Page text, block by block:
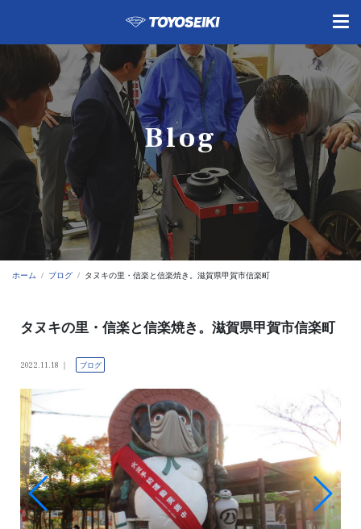
Blog
ホーム ブログ タヌキの里・信楽と信楽焼き。滋賀県甲賀市信楽町
タヌキの里・信楽と信楽焼き。滋賀県甲賀市信楽町
2022.11.18 ブログ